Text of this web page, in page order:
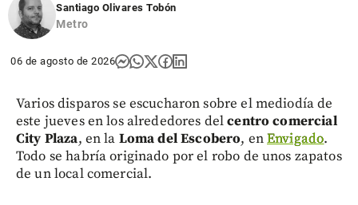
Santiago Olivares Tobón
Metro
06 de agosto de 2026
Varios disparos se escucharon sobre el mediodía de
este jueves en los alrededores delcentro comercial
City Plaza, en la Loma del Escobero, enEnvigado.
Todo se habría originado por el robo de unos zapatos
de un local comercial.